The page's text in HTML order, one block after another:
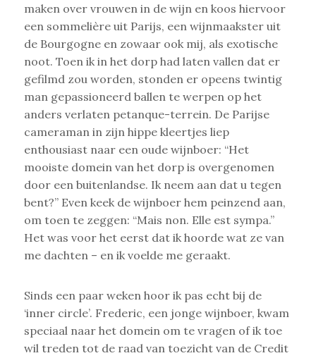
maken over vrouwen in de wijn en koos hiervoor
een sommelière uit Parijs, een wijnmaakster uit
de Bourgogne en zowaar ook mij, als exotische
noot. Toen ik in het dorp had laten vallen dat er
gefilmd zou worden, stonden er opeens twintig
man gepassioneerd ballen te werpen op het
anders verlaten petanque-terrein. De Parijse
cameraman in zijn hippe kleertjes liep
enthousiast naar een oude wijnboer: “Het
mooiste domein van het dorp is overgenomen
door een buitenlandse. Ik neem aan dat u tegen
bent?” Even keek de wijnboer hem peinzend aan,
om toen te zeggen: “Mais non. Elle est sympa.”
Het was voor het eerst dat ik hoorde wat ze van
me dachten – en ik voelde me geraakt.
Sinds een paar weken hoor ik pas echt bij de
‘inner circle’. Frederic, een jonge wijnboer, kwam
speciaal naar het domein om te vragen of ik toe
wil treden tot de raad van toezicht van de Credit